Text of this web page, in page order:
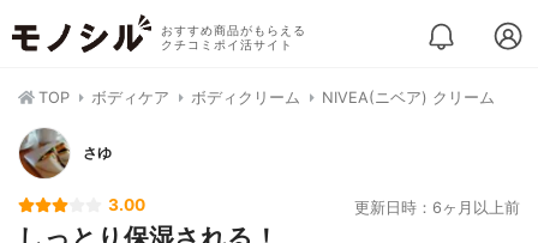
おすすめ商品がもらえる
クチコミポイ活サイト
TOP ボディケア ボディクリーム NIVEA(ニベア) クリーム
さゆ
3.00 更新日時：6ヶ月以上前